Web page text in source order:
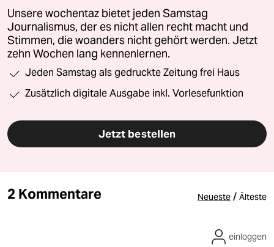
Unsere wochentaz bietet jeden Samstag
Journalismus, der es nicht allen recht macht und
Stimmen, die woanders nicht gehört werden. Jetzt
zehn Wochen lang kennenlernen.
Jeden Samstag als gedruckte Zeitung frei Haus
Zusätzlich digitale Ausgabe inkl. Vorlesefunktion
Jetzt bestellen
2 Kommentare Neueste / Älteste
einloggen